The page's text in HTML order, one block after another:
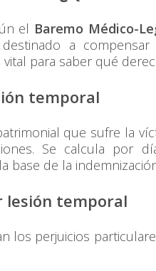
el Baremo Médico-
a
para saber qué
temporal
que sufre la
Se calcula por
base de la
lesión temporal
los perjuicios